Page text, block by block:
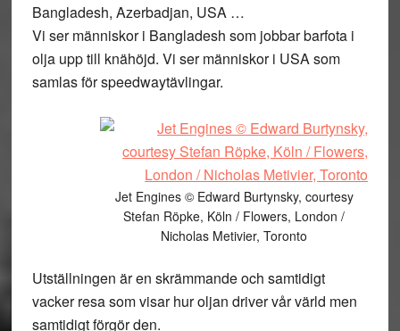
Bangladesh, Azerbadjan, USA …
Vi ser människor i Bangladesh som jobbar barfota i
olja upp till knähöjd. Vi ser människor i USA som
samlas för speedwaytävlingar.
Jet Engines © Edward Burtynsky, courtesy
Stefan Röpke, Köln / Flowers, London /
Nicholas Metivier, Toronto
Utställningen är en skrämmande och samtidigt
vacker resa som visar hur oljan driver vår värld men
samtidigt förgör den.